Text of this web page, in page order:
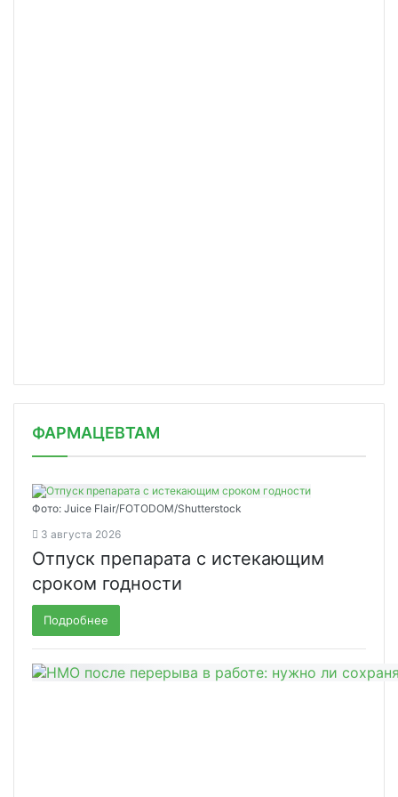
ФАРМАЦЕВТАМ
Фото: Juice Flair/FOTODOM/Shutterstoсk
3 августа 2026
Отпуск препарата с истекающим
сроком годности
Подробнее